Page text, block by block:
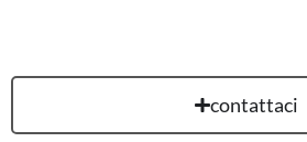
contattaci